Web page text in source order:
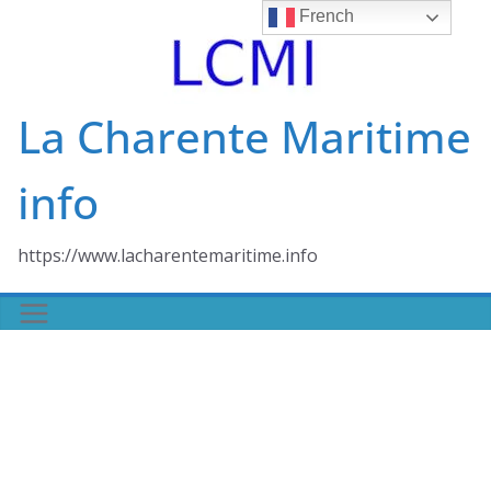
La Charente Maritime
info
https://www.lacharentemaritime.info
French